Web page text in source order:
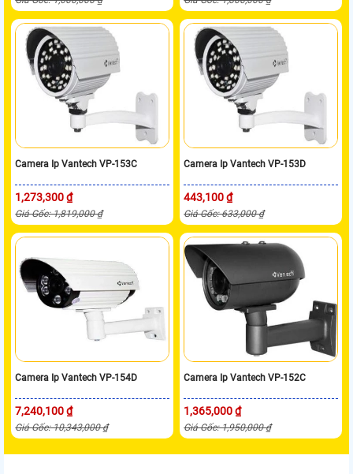
Camera Ip Vantech VP-153C
1,273,300 ₫
Giá Gốc: 1,819,000 ₫
Camera Ip Vantech VP-153D
443,100 ₫
Giá Gốc: 633,000 ₫
Camera Ip Vantech VP-154D
7,240,100 ₫
Giá Gốc: 10,343,000 ₫
Camera Ip Vantech VP-152C
1,365,000 ₫
Giá Gốc: 1,950,000 ₫